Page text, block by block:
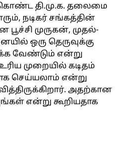
கொண்ட தி.மு.க. தலைமை
நடிகர் சங்கத்தின்
முருகன், முதல்-
ஒரு தெருவுக்கு
வேண்டும் என்று
முறையில் கடிதம்
செய்யலாம் என்று
அதற்கான
என்று கூறியதாக